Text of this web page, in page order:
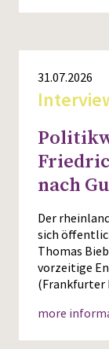
31.07.2026
nach
Der
sich
Thomas
vorzeitige
(Frankfurter
more